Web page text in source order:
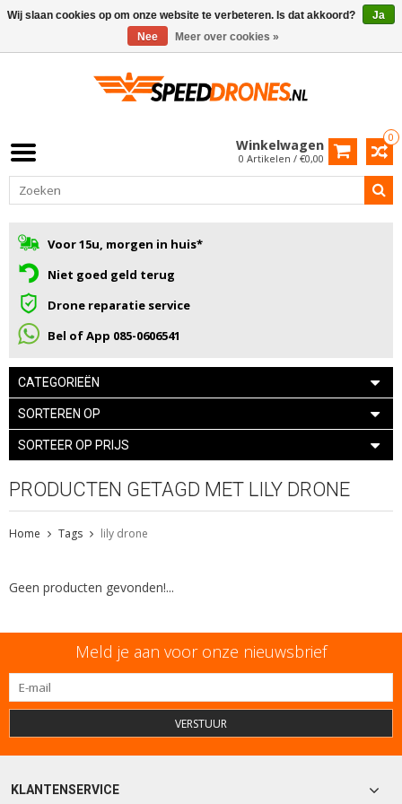
0
Winkelwagen
0 Artikelen / €0,00
Voor 15u, morgen in huis*
Niet goed geld terug
Drone reparatie service
Bel of App 085-0606541
CATEGORIEËN
SORTEREN OP
SORTEER OP PRIJS
PRODUCTEN GETAGD MET LILY DRONE
Home Tags lily drone
Geen producten gevonden!...
Meld je aan voor onze nieuwsbrief
VERSTUUR
KLANTENSERVICE
Wij slaan cookies op om onze website te verbeteren. Is dat akkoord?
Ja
Nee
Meer over cookies »